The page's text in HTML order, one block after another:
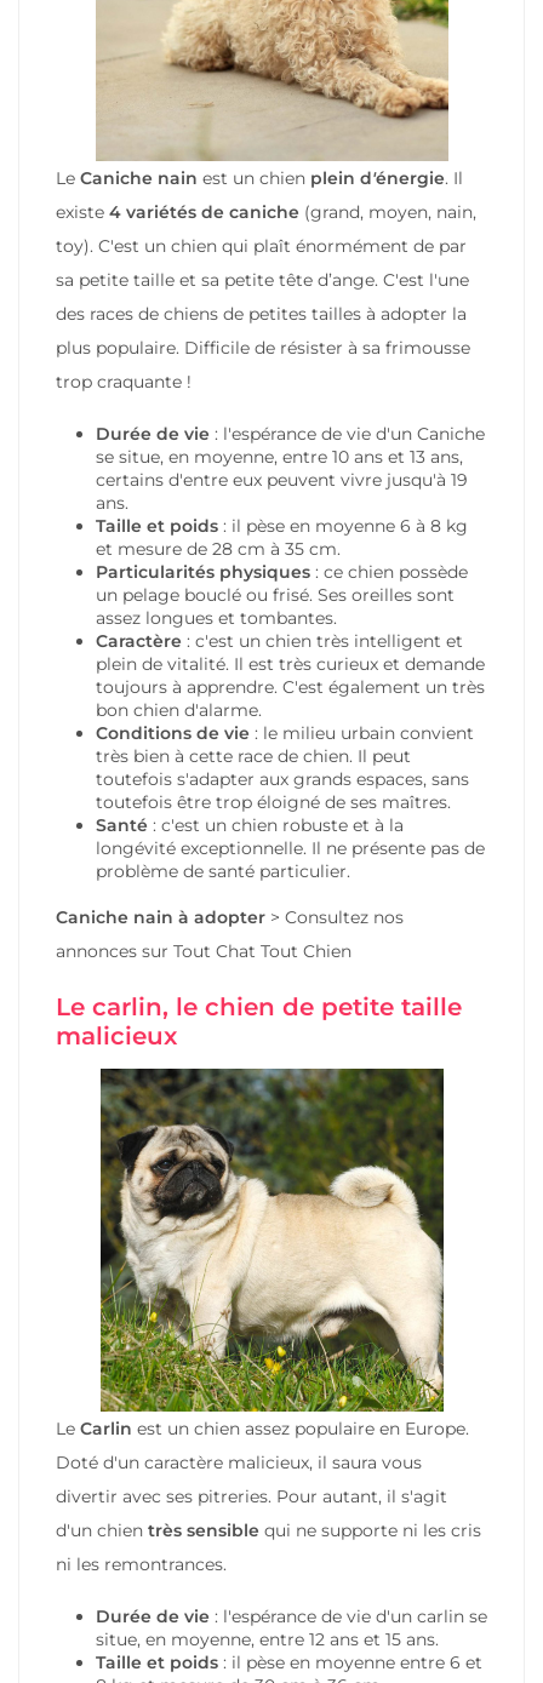
Le Caniche nain est un chien plein d'énergie. Il
existe 4 variétés de caniche (grand, moyen, nain,
toy). C'est un chien qui plaît énormément de par
sa petite taille et sa petite tête d’ange. C'est l'une
des races de chiens de petites tailles à adopter la
plus populaire. Difficile de résister à sa frimousse
trop craquante !
Durée de vie : l'espérance de vie d'un Caniche
se situe, en moyenne, entre 10 ans et 13 ans,
certains d'entre eux peuvent vivre jusqu'à 19
ans.
Taille et poids: il pèse en moyenne 6 à 8 kg
et mesure de 28 cm à 35 cm.
Particularités physiques: ce chien possède
un pelage bouclé ou frisé. Ses oreilles sont
assez longues et tombantes.
Caractère : c'est un chien très intelligent et
plein de vitalité. Il est très curieux et demande
toujours à apprendre. C'est également un très
bon chien d'alarme.
Conditions de vie : le milieu urbain convient
très bien à cette race de chien. Il peut
toutefois s'adapter aux grands espaces, sans
toutefois être trop éloigné de ses maîtres.
Santé : c'est un chien robuste et à la
longévité exceptionnelle. Il ne présente pas de
problème de santé particulier.
Caniche nain à adopter > Consultez nos
annonces sur Tout Chat Tout Chien
Le carlin, le chien de petite taille
malicieux
Le Carlin est un chien assez populaire en Europe.
Doté d'un caractère malicieux, il saura vous
divertir avec ses pitreries. Pour autant, il s'agit
d'un chien très sensible qui ne supporte ni les cris
ni les remontrances.
Durée de vie : l'espérance de vie d'un carlin se
situe, en moyenne, entre 12 ans et 15 ans.
Taille et poids: il pèse en moyenne entre 6 et